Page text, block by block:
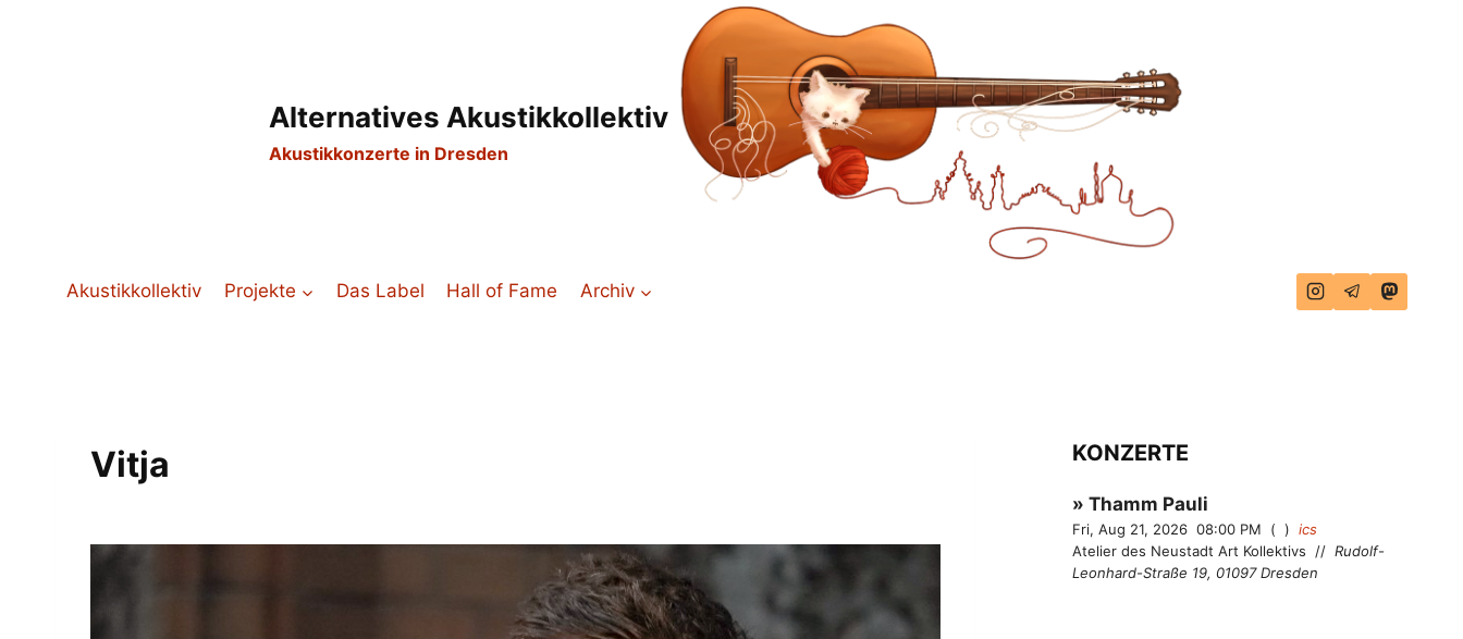
Alternatives Akustikkollektiv
Akustikkonzerte in Dresden
Akustikkollektiv Projekte Das Label Hall of Fame Archiv
Vitja KONZERTE
Thamm Pauli
Fri, Aug 21, 2026 08:00 PM
ics
Atelier des Neustadt Art Kollektivs // Rudolf-
Leonhard-Straße 19, 01097 Dresden